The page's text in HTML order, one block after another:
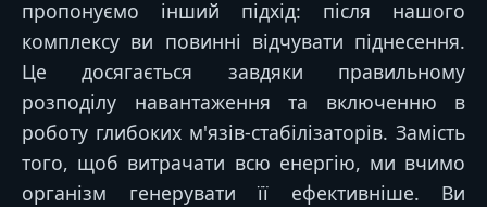
пропонуємо інший підхід: після нашого
комплексу ви повинні відчувати піднесення.
Це досягається завдяки правильному
розподілу навантаження та включенню в
роботу глибоких м'язів-стабілізаторів. Замість
того, щоб витрачати всю енергію, ми вчимо
організм генерувати її ефективніше. Ви